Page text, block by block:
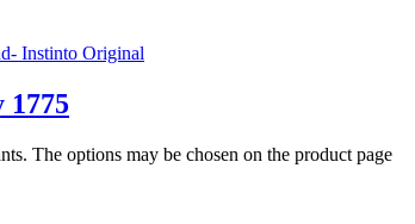
1775
The options may be chosen on the product page